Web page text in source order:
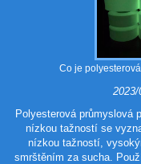
Co je
2023/
Polyesterová průmyslová
nízkou tažností se
nízkou tažností,
smrštěním za sucha.